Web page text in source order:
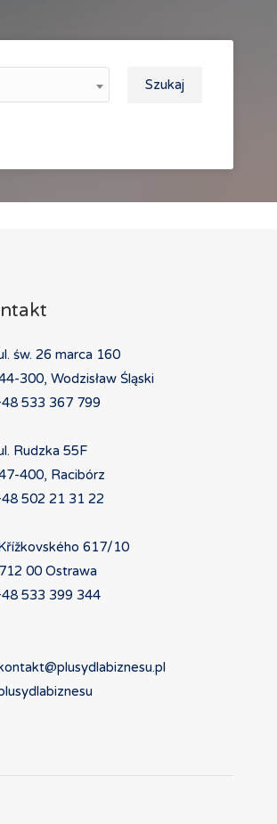
Szukaj
św. 26 marca 160
300, Wodzisław Śląski
533 367 799
Rudzka 55F
400, Racibórz
502 21 31 22
617/10
712 00 Ostrawa
533 399 344